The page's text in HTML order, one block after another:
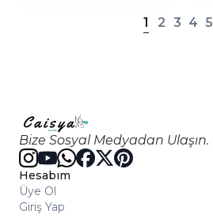
1 2 3 4 5
Bize Sosyal Medyadan Ulaşın.
Hesabım
Üye Ol
Giriş Yap